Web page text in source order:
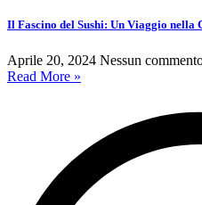
Il Fascino del Sushi: Un Viaggio nella
Aprile 20, 2024 Nessun
Read More »